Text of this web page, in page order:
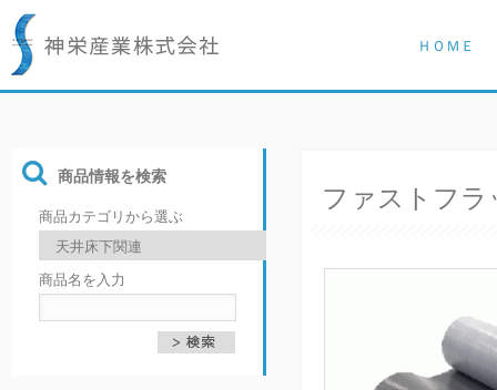
ＨＯＭＥ
商品情報を検索
商品カテゴリから選ぶ
商品名を入力
ファストフラ